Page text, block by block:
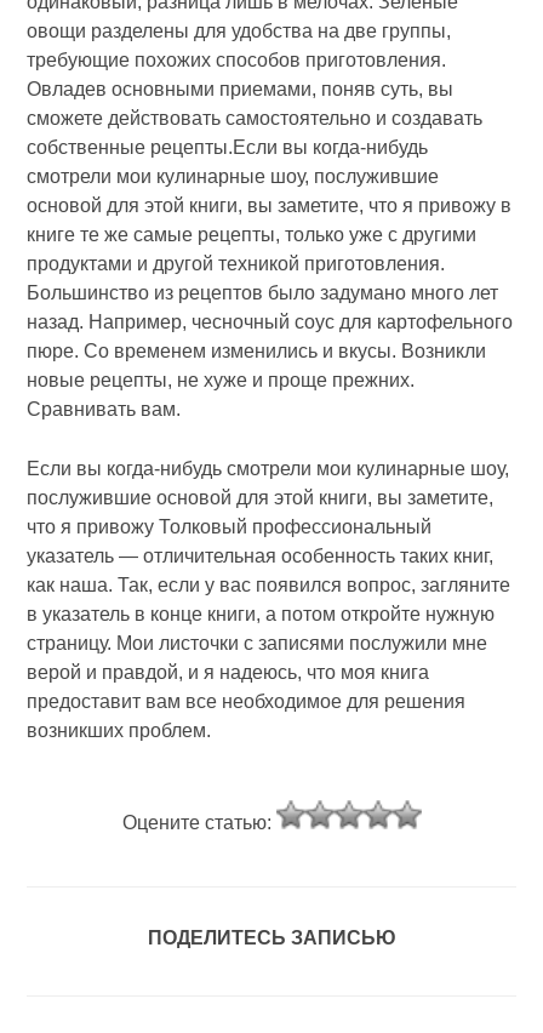
овощи разделены для удобства на две группы,
требующие похожих способов приготовления.
Овладев основными приемами, поняв суть, вы
сможете действовать самостоятельно и создавать
собственные рецепты.Если вы когда-нибудь
смотрели мои кулинарные шоу, послужившие
основой для этой книги, вы заметите, что я привожу в
книге те же самые рецепты, только уже с другими
продуктами и другой техникой приготовления.
Большинство из рецептов было задумано много лет
назад. Например, чесночный соус для картофельного
пюре. Со временем изменились и вкусы. Возникли
новые рецепты, не хуже и проще прежних.
Сравнивать вам.
Если вы когда-нибудь смотрели мои кулинарные шоу,
послужившие основой для этой книги, вы заметите,
что я привожу Толковый профессиональный
указатель — отличительная особенность таких книг,
как наша. Так, если у вас появился вопрос, загляните
в указатель в конце книги, а потом откройте нужную
страницу. Мои листочки с записями послужили мне
верой и правдой, и я надеюсь, что моя книга
предоставит вам все необходимое для решения
возникших проблем.
Оцените статью:
ПОДЕЛИТЕСЬ ЗАПИСЬЮ